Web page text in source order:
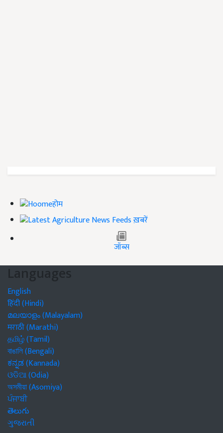
होम
ख़बरें
जॉब्स
Languages
English
हिंदी (Hindi)
മലയാളം (Malayalam)
मराठी (Marathi)
தமிழ் (Tamil)
বাঙালি (Bengali)
ಕನ್ನಡ (Kannada)
ଓଡିଆ (Odia)
অসমীয়া (Asomiya)
ਪੰਜਾਬੀ
తెలుగు
ગુજરાતી